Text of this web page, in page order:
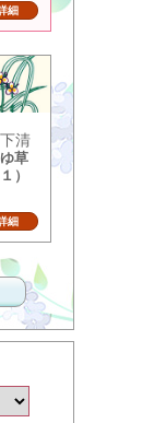
細
清
草
１）
細